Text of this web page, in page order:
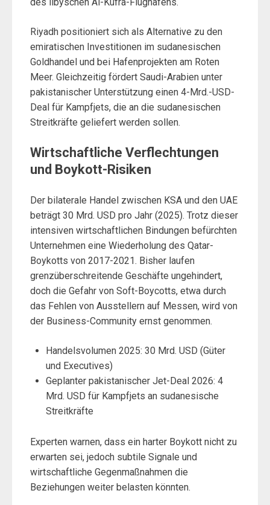
Riyadh positioniert sich als Alternative zu den
emiratischen Investitionen im sudanesischen
Goldhandel und bei Hafenprojekten am Roten
Meer. Gleichzeitig fördert Saudi-Arabien unter
pakistanischer Unterstützung einen 4-Mrd.-USD-
Deal für Kampfjets, die an die sudanesischen
Streitkräfte geliefert werden sollen.
Wirtschaftliche Verflechtungen
und Boykott-Risiken
Der bilaterale Handel zwischen KSA und den UAE
beträgt 30 Mrd. USD pro Jahr (2025). Trotz dieser
intensiven wirtschaftlichen Bindungen befürchten
Unternehmen eine Wiederholung des Qatar-
Boykotts von 2017-2021. Bisher laufen
grenzüberschreitende Geschäfte ungehindert,
doch die Gefahr von Soft-Boycotts, etwa durch
das Fehlen von Ausstellern auf Messen, wird von
der Business-Community ernst genommen.
Handelsvolumen 2025: 30 Mrd. USD (Güter
und Executives)
Geplanter pakistanischer Jet-Deal 2026: 4
Mrd. USD für Kampfjets an sudanesische
Streitkräfte
Experten warnen, dass ein harter Boykott nicht zu
erwarten sei, jedoch subtile Signale und
wirtschaftliche Gegenmaßnahmen die
Beziehungen weiter belasten könnten.